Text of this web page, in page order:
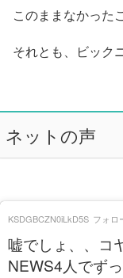
このままなかった
それとも、ビック
ネットの声
嘘でしょ、、コ
NEWS4人でず
KSDGBCZN0iLkD5S フォロ